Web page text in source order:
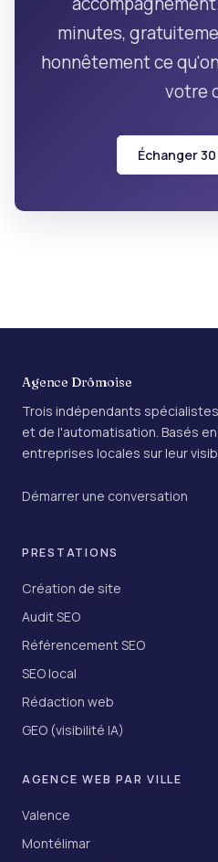
minutes,
honnêtement ce
votre
Échanger
Agence Drômoise
Trois indépendants
et de l'automatisation. Basés
entreprises locales sur leur
Démarrer une conversation
PRESTATIONS
Création de site
Audit SEO
Référencement SEO
SEO local
Rédaction web
GEO (visibilité IA)
AGENCE WEB PAR VILLE
Valence
Montélimar